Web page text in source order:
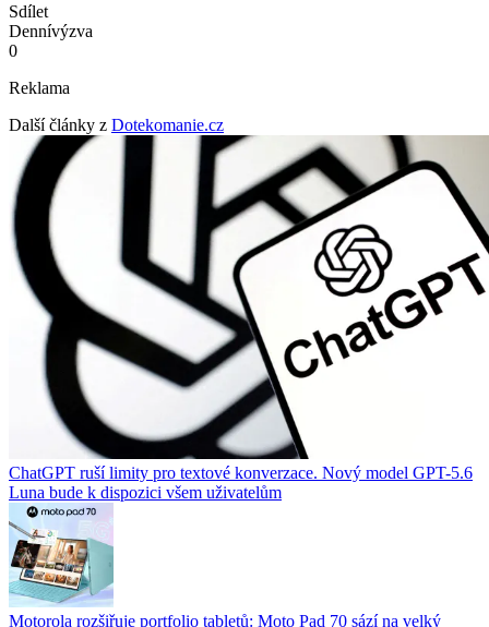
Sdílet
Dennívýzva
0
Reklama
Další články z Dotekomanie.cz
ChatGPT ruší limity pro textové konverzace. Nový model GPT-5.6
Luna bude k dispozici všem uživatelům
Motorola rozšiřuje portfolio tabletů: Moto Pad 70 sází na velký